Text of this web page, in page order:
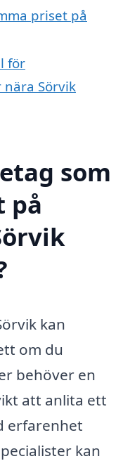
priset på
för
Sörvik
som
på
kan
om du
behöver en
att anlita ett
erfarenhet
kan